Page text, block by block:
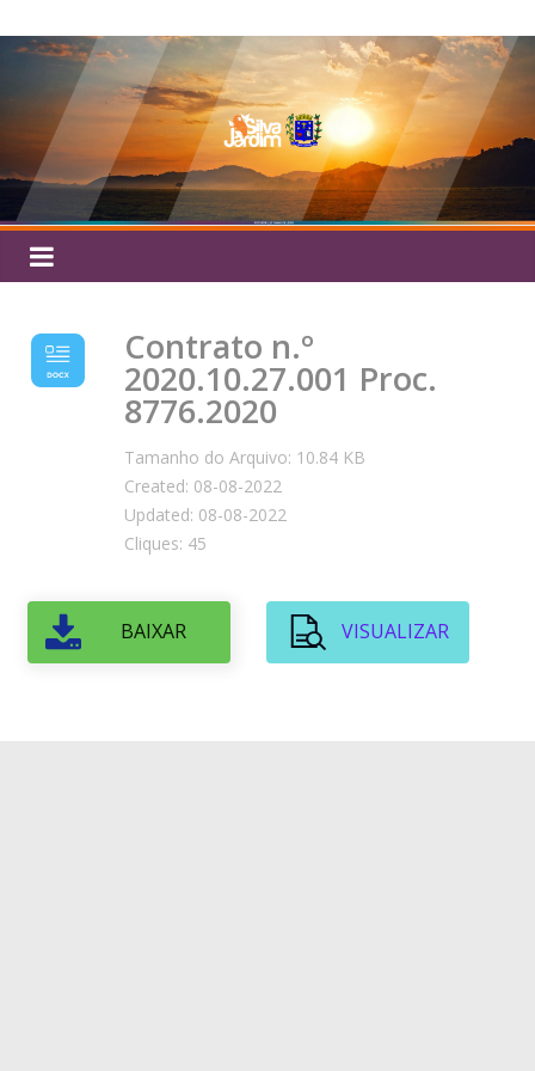
para
conteúdo
Silva
Jardim
Contrato n.º
2020.10.27.001 Proc.
8776.2020
Tamanho do Arquivo: 10.84 KB
Created: 08-08-2022
Updated: 08-08-2022
Cliques: 45
BAIXAR VISUALIZAR